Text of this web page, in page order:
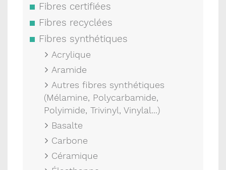
Fibres certifiées
Fibres recyclées
Fibres synthétiques
Acrylique
Aramide
Autres fibres synthétiques
(Mélamine, Polycarbamide,
Polyimide, Trivinyl, Vinylal...)
Basalte
Carbone
Céramique